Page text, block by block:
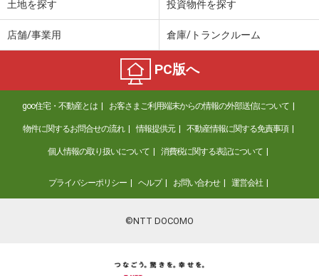
3,299万円
住 所
静岡県浜松市浜名区染地台１丁目
建物面積 96.88m²
土地面積
216.71m²
静岡県磐田市池田
価 格
3,650万円
住 所
静岡県磐田市池田
105.25m²
土地を探す 投資物件を探す
店舗/事業用 倉庫/トランクルーム
PC版へ
goo住宅・不動産とは お客さまご利用端末からの情報の外部送信について
物件に関するお問合せの流れ 情報提供元 不動産情報に関する免責事項
個人情報の取り扱いについて 消費税に関する表記について
プライバシーポリシー ヘルプ お問い合わせ 運営会社
©NTT DOCOMO